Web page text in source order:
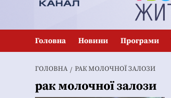
Головна Новини Програми
ГОЛОВНА РАК МОЛОЧНОЇ ЗАЛОЗИ
рак молочної залози